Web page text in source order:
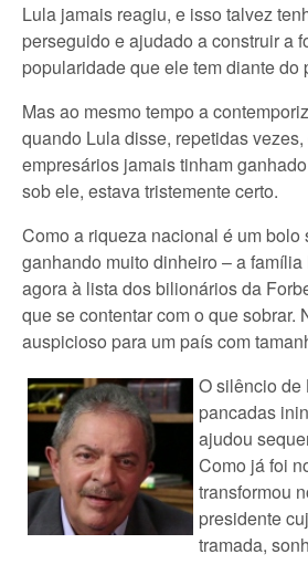
Lula jamais reagiu, e isso talvez
perseguido e ajudado a construir a
popularidade que ele tem diante do
Mas ao mesmo tempo a
quando Lula disse, repetidas
empresários jamais tinham
sob ele, estava tristemente certo.
Como a riqueza nacional é um bolo
ganhando muito dinheiro – a
agora à lista dos bilionários da
que se contentar com o que sobrar.
auspicioso para um país com
O silêncio de
pancadas
ajudou
Como já foi
transformou
presidente
tramada,